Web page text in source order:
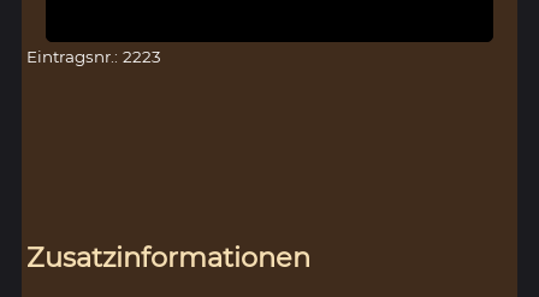
Eintragsnr.: 2223
Zusatzinformationen